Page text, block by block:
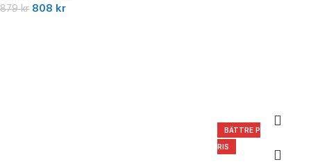
879kr 808 kr
BÄTTRE P
RIS